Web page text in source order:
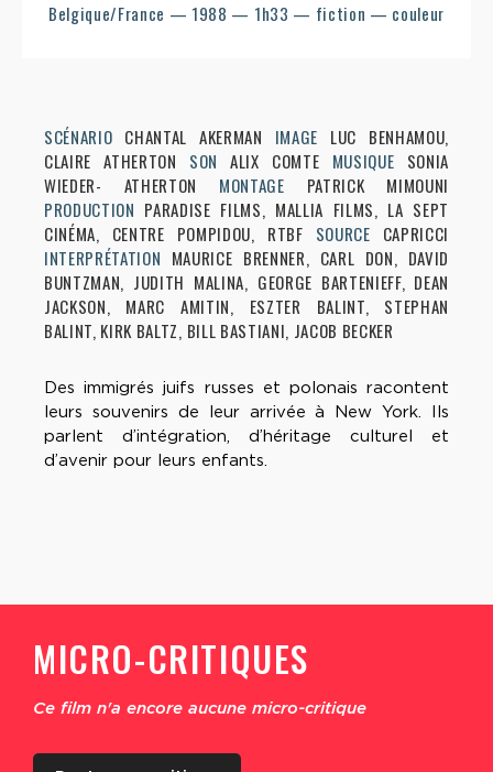
Belgique/France — 1988 — 1h33 — fiction — couleur
SCÉNARIO CHANTAL AKERMAN IMAGE LUC BENHAMOU,
CLAIRE ATHERTON SON ALIX COMTE MUSIQUE SONIA
WIEDER- ATHERTON MONTAGE PATRICK MIMOUNI
PRODUCTION PARADISE FILMS, MALLIA FILMS, LA SEPT
CINÉMA, CENTRE POMPIDOU, RTBF SOURCE CAPRICCI
INTERPRÉTATION MAURICE BRENNER, CARL DON, DAVID
BUNTZMAN, JUDITH MALINA, GEORGE BARTENIEFF, DEAN
JACKSON, MARC AMITIN, ESZTER BALINT, STEPHAN
BALINT, KIRK BALTZ, BILL BASTIANI, JACOB BECKER
Des immigrés juifs russes et polonais racontent
leurs souvenirs de leur arrivée à New York. Ils
parlent d’intégration, d’héritage culturel et
d’avenir pour leurs enfants.
MICRO-CRITIQUES
Ce film n'a encore aucune micro-critique